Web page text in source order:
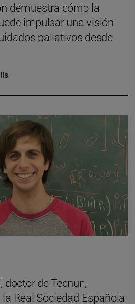
demuestra cómo la
impulsar una visión
paliativos desde
doctor de Tecnun,
Real Sociedad Española